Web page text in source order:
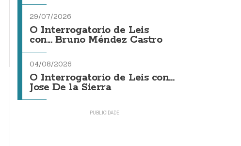
29/07/2026
O Interrogatorio de Leis
con... Bruno Méndez Castro
04/08/2026
O Interrogatorio de Leis con...
Jose De la Sierra